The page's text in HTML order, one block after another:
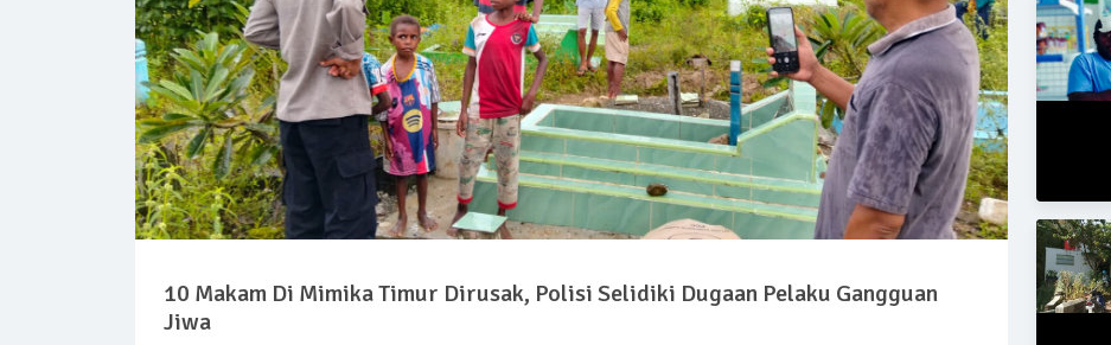
10 Makam Di Mimika Timur Dirusak, Polisi Selidiki Dugaan Pelaku Gangguan
Jiwa